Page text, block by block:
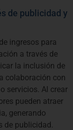
de publicidad y
ingresos para
a través de
la inclusión de
colaboración con
servicios. Al crear
pueden atraer
generando
de publicidad.